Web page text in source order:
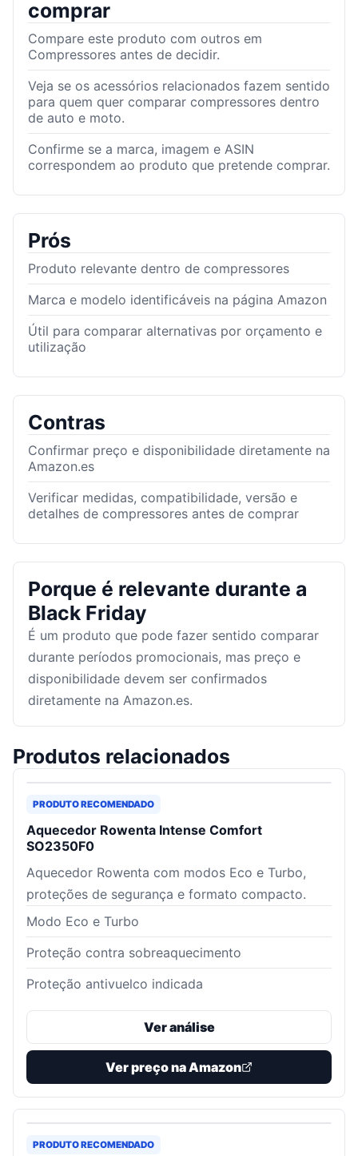
comprar
Compare este produto com outros em
Compressores antes de decidir.
Veja se os acessórios relacionados fazem sentido
para quem quer comparar compressores dentro
de auto e moto.
Confirme se a marca, imagem e ASIN
correspondem ao produto que pretende comprar.
Prós
Produto relevante dentro de compressores
Marca e modelo identificáveis na página Amazon
Útil para comparar alternativas por orçamento e
utilização
Contras
Confirmar preço e disponibilidade diretamente na
Amazon.es
Verificar medidas, compatibilidade, versão e
detalhes de compressores antes de comprar
Porque é relevante durante a
Black Friday
É um produto que pode fazer sentido comparar
durante períodos promocionais, mas preço e
disponibilidade devem ser confirmados
diretamente na Amazon.es.
Produtos relacionados
PRODUTO RECOMENDADO
Aquecedor Rowenta Intense Comfort
SO2350F0
Aquecedor Rowenta com modos Eco e Turbo,
proteções de segurança e formato compacto.
Modo Eco e Turbo
Proteção contra sobreaquecimento
Proteção antivuelco indicada
Ver análise
Ver preço na Amazon
PRODUTO RECOMENDADO